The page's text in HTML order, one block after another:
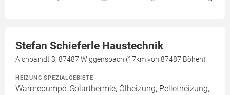
Stefan Schieferle Haustechnik
Aichbaindt 3, 87487 Wiggensbach (17km von 87487 Böhen)
HEIZUNG SPEZIALGEBIETE
Wärmepumpe, Solarthermie, Ölheizung, Pelletheizung,